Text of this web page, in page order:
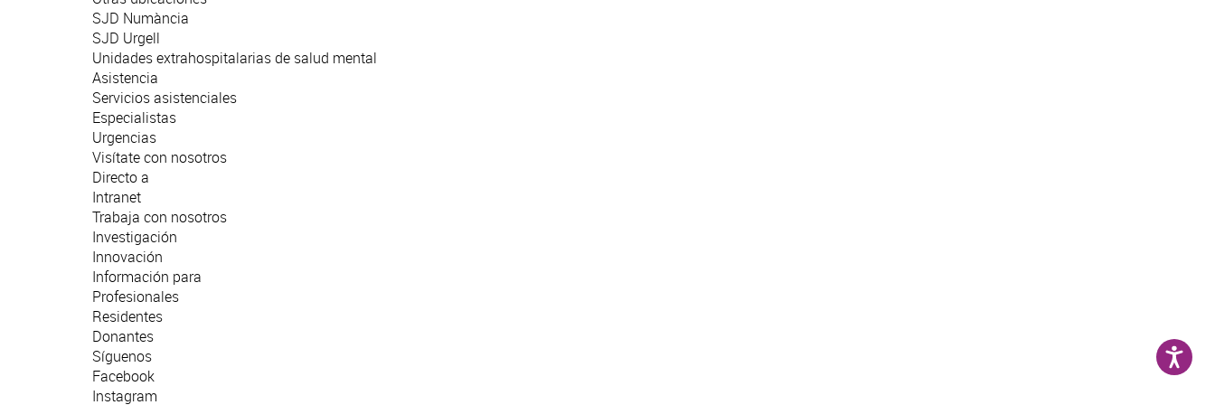
SJD Numància
SJD Urgell
Unidades extrahospitalarias de salud mental
Asistencia
Servicios asistenciales
Especialistas
Urgencias
Visítate con nosotros
Directo a
Intranet
Trabaja con nosotros
Investigación
Innovación
Información para
Profesionales
Residentes
Donantes
Síguenos
Facebook
Instagram